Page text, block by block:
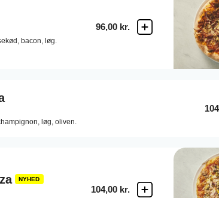
bacon, løg.
96,00 kr.
løg, oliven.
NYHED
104,00 kr.